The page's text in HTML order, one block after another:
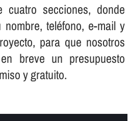
secciones, donde
teléfono, e-mail y
para que nosotros
breve un presupuesto
y gratuito.